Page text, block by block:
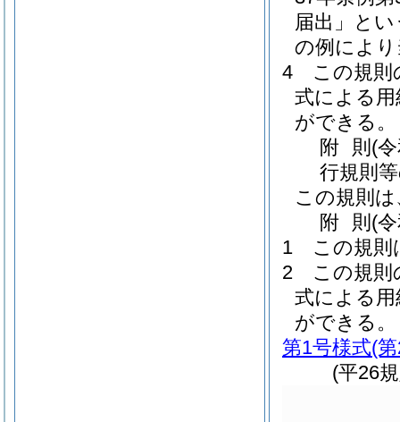
届出」とい
の例によ
4
この規則
式による
ができる。
附 則 (
行規則
この規則
附 則 (
1
この規則
2
この規則
式による
ができる。
第1号様式(
(平26